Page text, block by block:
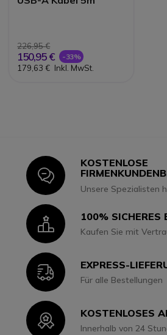
226,95 €
150,95 € -33%
179,63 € Inkl. MwSt.
Icon
KOSTENLOSE
Unsere Spezialisten
Icon100% SICHERES
Kaufen Sie mit
IconEXPRESS-
Für alle Bestellungen
IconKOSTENLOSES
Innerhalb von 24